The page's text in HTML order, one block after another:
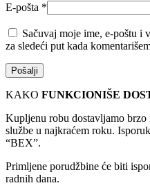
E-pošta *
Sačuvaj moje ime, e-poštu i
za sledeći put kada
KAKO FUNKCIONIŠE
Kupljenu robu dostavljamo
službe u najkraćem roku.
“BEX”.
Primljene porudžbine će biti
radnih dana.